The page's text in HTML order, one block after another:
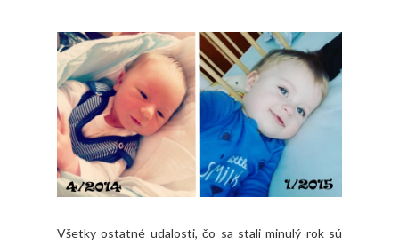
Všetky ostatné udalosti, čo sa stali minulý rok sú